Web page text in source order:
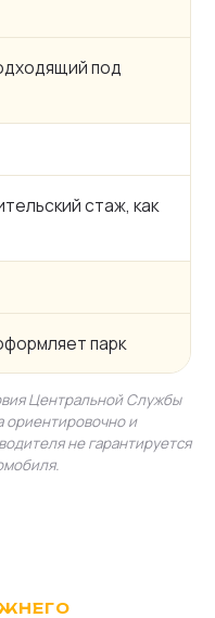
под
стаж, как
парк
Центральной Службы
ориентировочно и
не гарантируется